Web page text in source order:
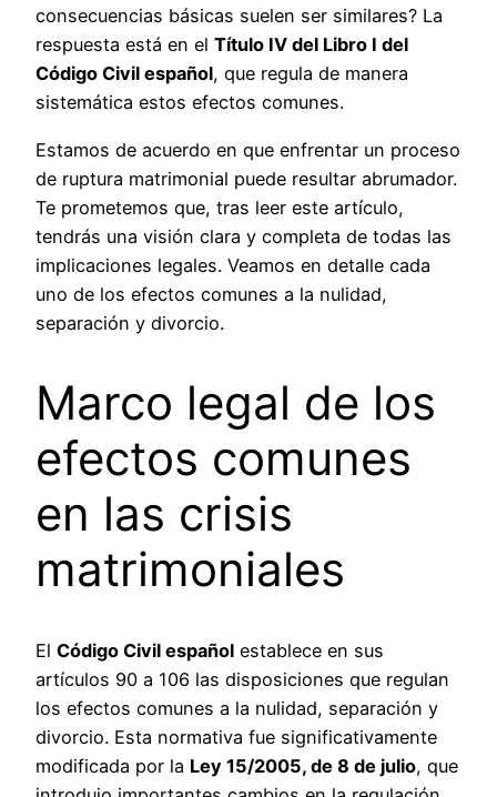
consecuencias básicas suelen ser similares? La
respuesta está en el Título IV del Libro I del
Código Civil español, que regula de manera
sistemática estos efectos comunes.
Estamos de acuerdo en que enfrentar un proceso
de ruptura matrimonial puede resultar abrumador.
Te prometemos que, tras leer este artículo,
tendrás una visión clara y completa de todas las
implicaciones legales. Veamos en detalle cada
uno de los efectos comunes a la nulidad,
separación y divorcio.
Marco legal de los
efectos comunes
en las crisis
matrimoniales
El Código Civil español establece en sus
artículos 90 a 106 las disposiciones que regulan
los efectos comunes a la nulidad, separación y
divorcio. Esta normativa fue significativamente
modificada por la Ley 15/2005, de 8 de julio, que